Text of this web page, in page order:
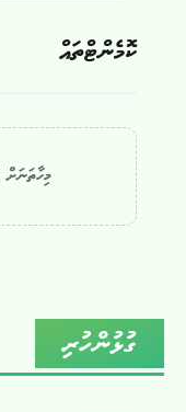
ކޮމެންޓްތައް
މިހާތަނަށް
ގުޅުންހުރި